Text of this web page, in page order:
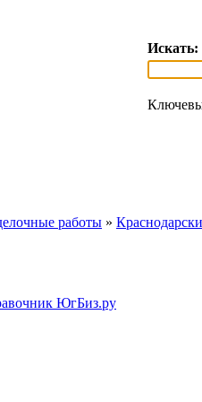
Искать:
работы »